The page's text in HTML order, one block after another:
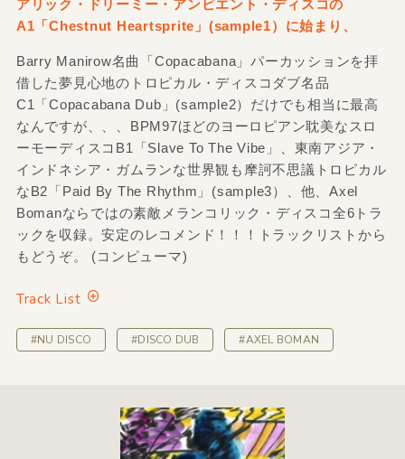
アリック・ドリーミー・アンビエント・ディスコの
A1「Chestnut Heartsprite」(sample1）に始まり、
Barry Manirow名曲「Copacabana」パーカッションを拝
借した夢見心地のトロピカル・ディスコダブ名品
C1「Copacabana Dub」(sample2）だけでも相当に最高
なんですが、、、BPM97ほどのヨーロピアン耽美なスロ
ーモーディスコB1「Slave To The Vibe」、東南アジア・
インドネシア・ガムランな世界観も摩訶不思議トロピカル
なB2「Paid By The Rhythm」(sample3）、他、Axel
Bomanならではの素敵メランコリック・ディスコ全6トラ
ックを収録。安定のレコメンド！！！トラックリストから
もどうぞ。 (コンピューマ)
Track List
#NU DISCO #DISCO DUB #AXEL BOMAN